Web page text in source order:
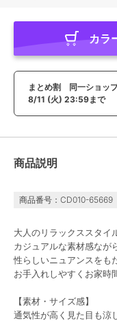
カラ
まとめ割 同一ショッ
8/11 (火) 23:59まで
商品説明
商品番号：CD010-65669
大人のリラックススタイ
カジュアルな素材感なが
性らしいニュアンスをも
お手入れしやすくお家
【素材・サイズ感】
通気性が高く見た目も涼